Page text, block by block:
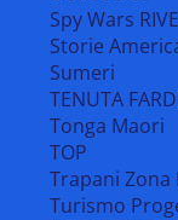
Spy Wars
Storie
Sumeri
TENUTA
Tonga Maori
TOP
Trapani Zona
Turismo